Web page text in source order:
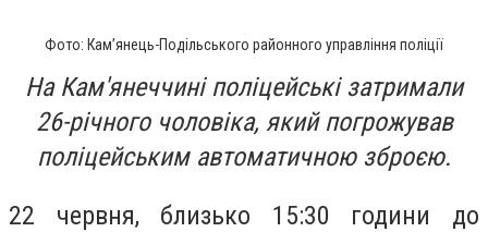
Фото: Кам’янець-Подільського районного управління поліції
На Кам'янеччині поліцейські затримали
26-річного чоловіка, який погрожував
поліцейським автоматичною зброєю.
22 червня, близько 15:30 години до